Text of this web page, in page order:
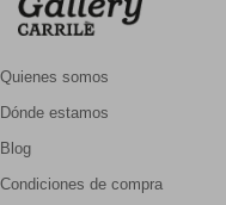
Quienes somos
Dónde estamos
Blog
Condiciones de compra